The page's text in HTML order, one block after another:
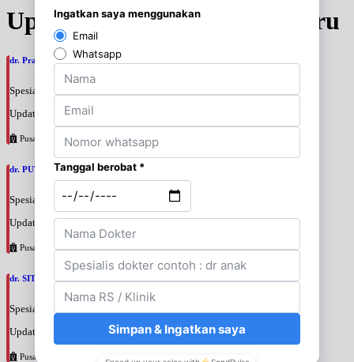
Update Jadwal Dokter terbaru
dr. Prajnia Paramitha Narendraswari, SpA
Spesialis: Anak
Update terakhir: 2026-08-06 10:46:34
Pusat Pertamina
dr. PUTRI WIDIANTIKA WIDARTO, SpA
Spesialis: Anak
Update terakhir: 2026-08-06 10:43:44
Pusat Pertamina
dr. SITI BUDIATI WIDYASTUTI, SpA
Spesialis: Anak
Update terakhir: 2026-08-06 10:40:06
Pusat Pertamina